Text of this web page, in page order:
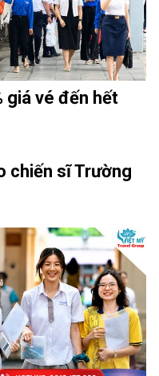
giá vé đến hết
chiến sĩ Trường